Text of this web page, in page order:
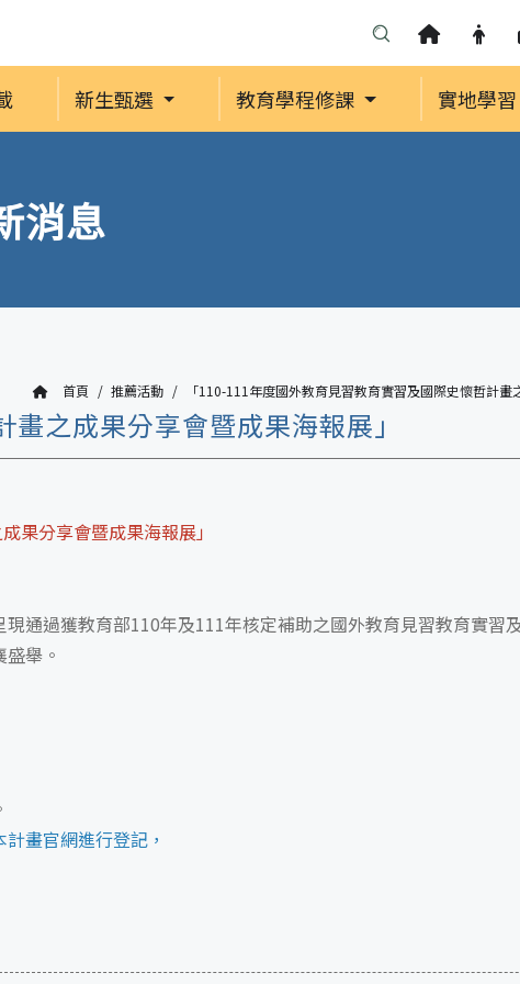
新生甄選 教育學程修課 實地學習
消息
首頁 推薦活動 「110-111年度國外教育見習教育實習及國際史懷哲計畫
之成果分享會暨成果海報展」
果分享會暨成果海報展」
通過獲教育部110年及111年核定補助之國外教育見習教育實習
舉。
畫官網進行登記，